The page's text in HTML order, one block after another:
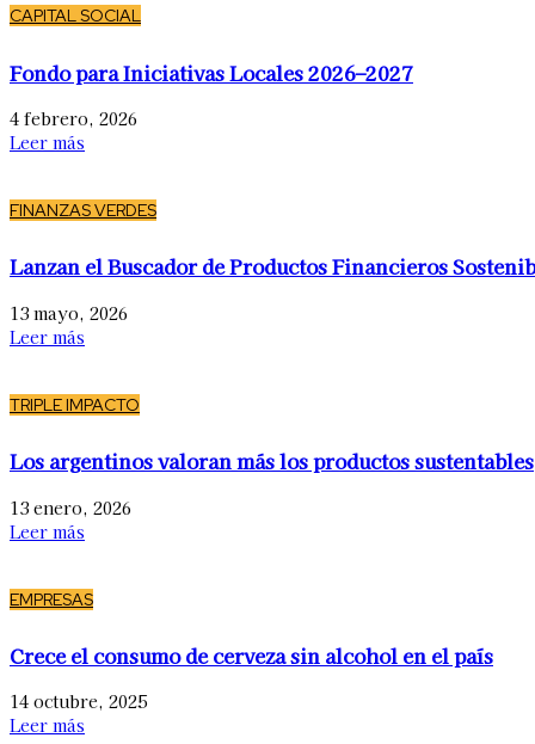
CAPITAL SOCIAL
Fondo para Iniciativas Locales 2026–2027
4 febrero, 2026
Leer más
FINANZAS VERDES
Lanzan el Buscador de Productos Financieros
13 mayo, 2026
Leer más
TRIPLE IMPACTO
Los argentinos valoran más los productos sustentables
13 enero, 2026
Leer más
EMPRESAS
Crece el consumo de cerveza sin alcohol en el país
14 octubre, 2025
Leer más